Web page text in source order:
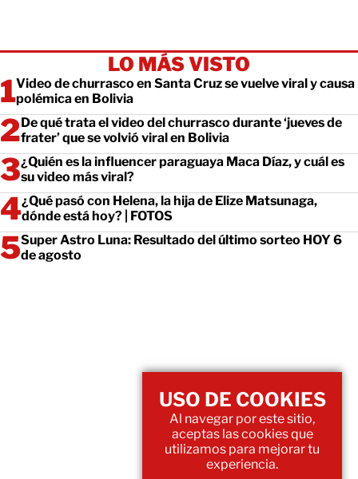
LO MÁS VISTO
Video de churrasco en Santa Cruz se vuelve viral y causa
polémica en Bolivia
De qué trata el video del churrasco durante ‘jueves de
frater’ que se volvió viral en Bolivia
¿Quién es la influencer paraguaya Maca Díaz, y cuál es
su video más viral?
¿Qué pasó con Helena, la hija de Elize Matsunaga,
dónde está hoy? | FOTOS
Super Astro Luna: Resultado del último sorteo HOY 6
de agosto
USO DE COOKIES
Al navegar por este sitio,
aceptas las cookies que
utilizamos para mejorar tu
experiencia.